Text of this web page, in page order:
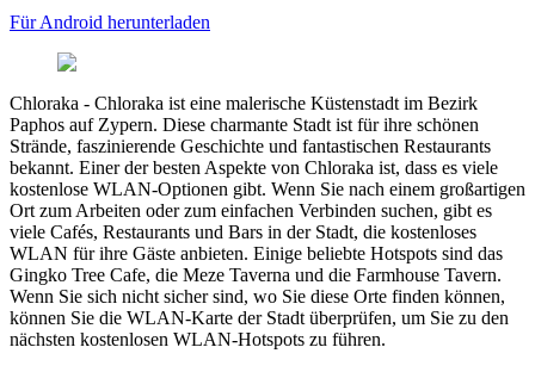
Für Android herunterladen
Chloraka - Chloraka ist eine malerische Küstenstadt im Bezirk
Paphos auf Zypern. Diese charmante Stadt ist für ihre schönen
Strände, faszinierende Geschichte und fantastischen Restaurants
bekannt. Einer der besten Aspekte von Chloraka ist, dass es viele
kostenlose WLAN-Optionen gibt. Wenn Sie nach einem großartigen
Ort zum Arbeiten oder zum einfachen Verbinden suchen, gibt es
viele Cafés, Restaurants und Bars in der Stadt, die kostenloses
WLAN für ihre Gäste anbieten. Einige beliebte Hotspots sind das
Gingko Tree Cafe, die Meze Taverna und die Farmhouse Tavern.
Wenn Sie sich nicht sicher sind, wo Sie diese Orte finden können,
können Sie die WLAN-Karte der Stadt überprüfen, um Sie zu den
nächsten kostenlosen WLAN-Hotspots zu führen.